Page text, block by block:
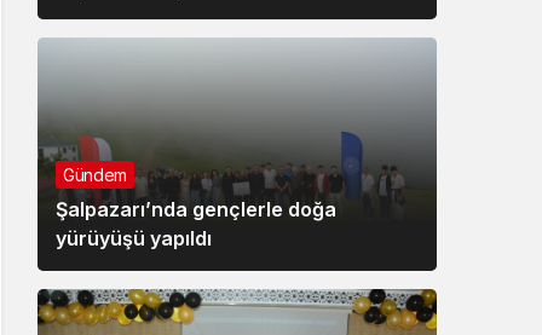
Gündem
Şalpazarı’nda gençlerle doğa
yürüyüşü yapıldı